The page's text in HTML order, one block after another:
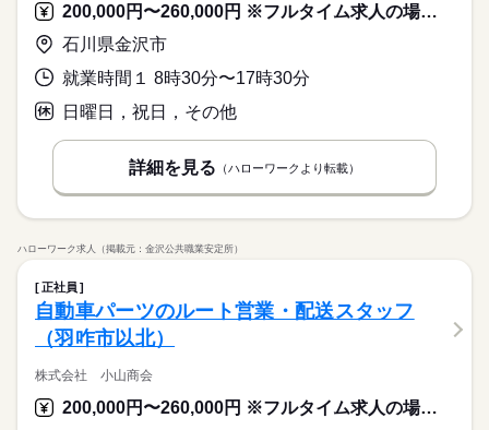
200,000円〜260,000円 ※フルタイム求人の場合は月額（換算額）、パート求人の場合は時間額を表示しています。
石川県金沢市
就業時間１ 8時30分〜17時30分
日曜日，祝日，その他
詳細を見る （ハローワークより転載）
ハローワーク求人（掲載元：金沢公共職業安定所）
正社員
自動車パーツのルート営業・配送スタッフ
（羽咋市以北）
株式会社 小山商会
200,000円〜260,000円 ※フルタイム求人の場合は月額（換算額）、パート求人の場合は時間額を表示しています。